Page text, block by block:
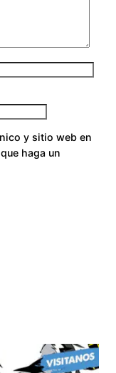
y sitio web en
haga un